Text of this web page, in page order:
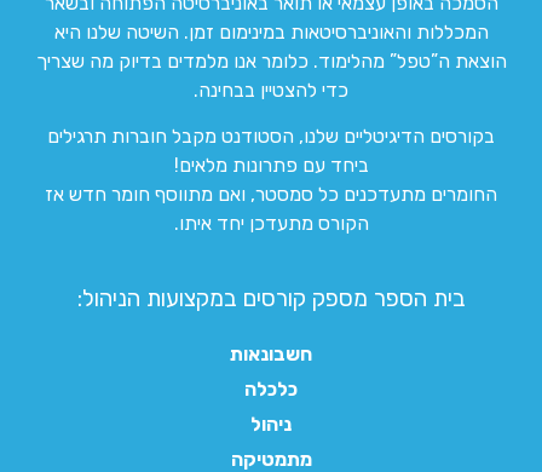
המכללות והאוניברסיטאות במינימום זמן. השיטה שלנו היא
הוצאת ה”טפל” מהלימוד. כלומר אנו מלמדים בדיוק מה שצריך
כדי להצטיין בבחינה.
בקורסים הדיגיטליים שלנו, הסטודנט מקבל חוברות תרגילים
ביחד עם פתרונות מלאים!
החומרים מתעדכנים כל סמסטר, ואם מתווסף חומר חדש אז
הקורס מתעדכן יחד איתו.
בית הספר מספק קורסים במקצועות הניהול:
חשבונאות
כלכלה
ניהול
מתמטיקה